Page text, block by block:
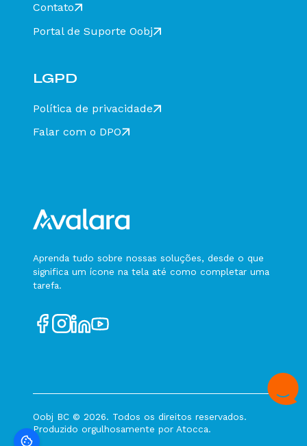
Status Destinatário Inválido
Status Falha na Assinatura
Status não Verificado
Status Falha ao consultar
Status Autorizado CT-e Complementar
(tpEvento = 240130)
(tpEvento = 240131)
Status CT-e Anulação (tpEvento = 240150)
Status MDF-e Autorizado (tpEvento = 310610)
Status Evento de Liberação de EPEC para o CT-
e (tpEvento = 240160)
Contato
Portal de Suporte Oobj
LGPD
Política de privacidade
Falar com o DPO
Aprenda tudo sobre nossas soluções, desde o que
significa um ícone na tela até como completar uma
tarefa.
Oobj BC © 2026. Todos os direitos reservados.
Produzido orgulhosamente por Atocca.